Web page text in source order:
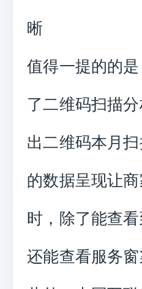
晰
值得一提的的
了二维码扫描
出二维码本月
的数据呈现让
时，除了能查
还能查看服务